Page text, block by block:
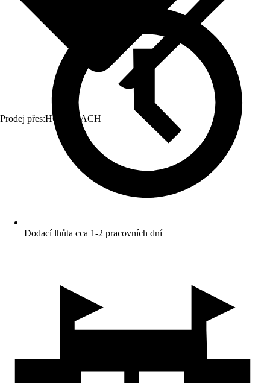
Prodej přes:HORNBACH
Dodací lhůta cca 1-2 pracovních dní